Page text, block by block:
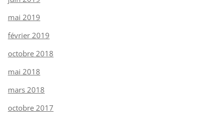
mai 2019
février 2019
octobre 2018
mai 2018
mars 2018
octobre 2017